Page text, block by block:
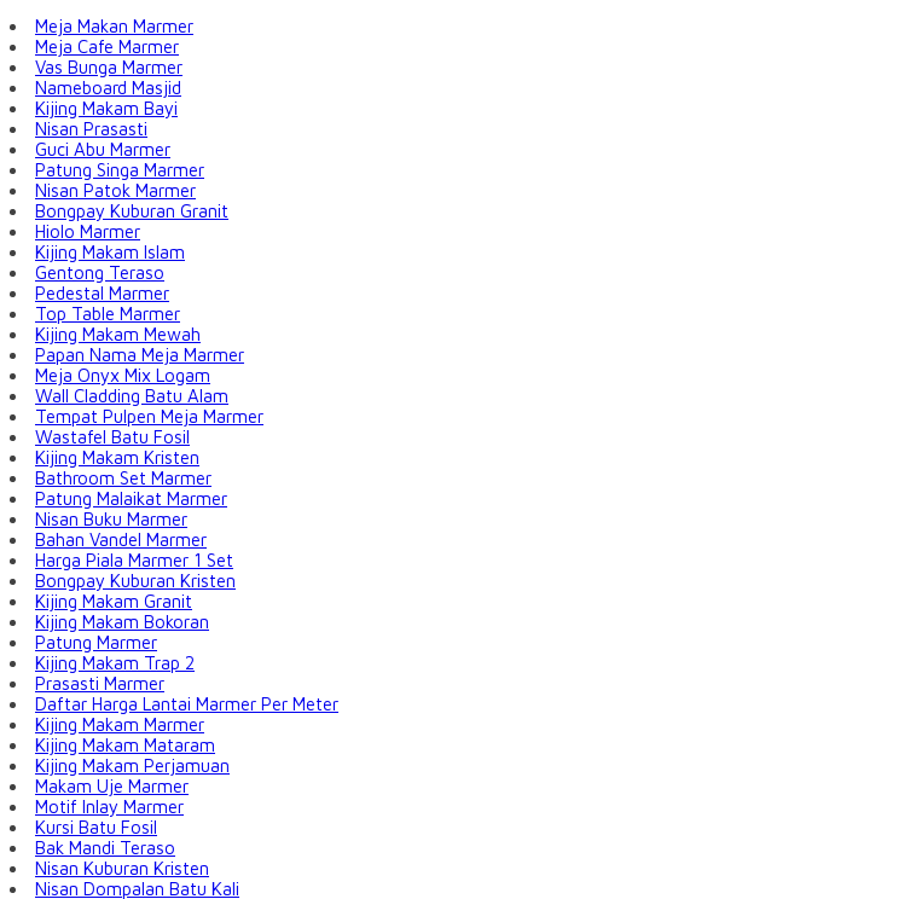
Meja Makan Marmer
Meja Cafe Marmer
Vas Bunga Marmer
Nameboard Masjid
Kijing Makam Bayi
Nisan Prasasti
Guci Abu Marmer
Patung Singa Marmer
Nisan Patok Marmer
Bongpay Kuburan Granit
Hiolo Marmer
Kijing Makam Islam
Gentong Teraso
Pedestal Marmer
Top Table Marmer
Kijing Makam Mewah
Papan Nama Meja Marmer
Meja Onyx Mix Logam
Wall Cladding Batu Alam
Tempat Pulpen Meja Marmer
Wastafel Batu Fosil
Kijing Makam Kristen
Bathroom Set Marmer
Patung Malaikat Marmer
Nisan Buku Marmer
Bahan Vandel Marmer
Harga Piala Marmer 1 Set
Bongpay Kuburan Kristen
Kijing Makam Granit
Kijing Makam Bokoran
Patung Marmer
Kijing Makam Trap 2
Prasasti Marmer
Daftar Harga Lantai Marmer Per Meter
Kijing Makam Marmer
Kijing Makam Mataram
Kijing Makam Perjamuan
Makam Uje Marmer
Motif Inlay Marmer
Kursi Batu Fosil
Bak Mandi Teraso
Nisan Kuburan Kristen
Nisan Dompalan Batu Kali